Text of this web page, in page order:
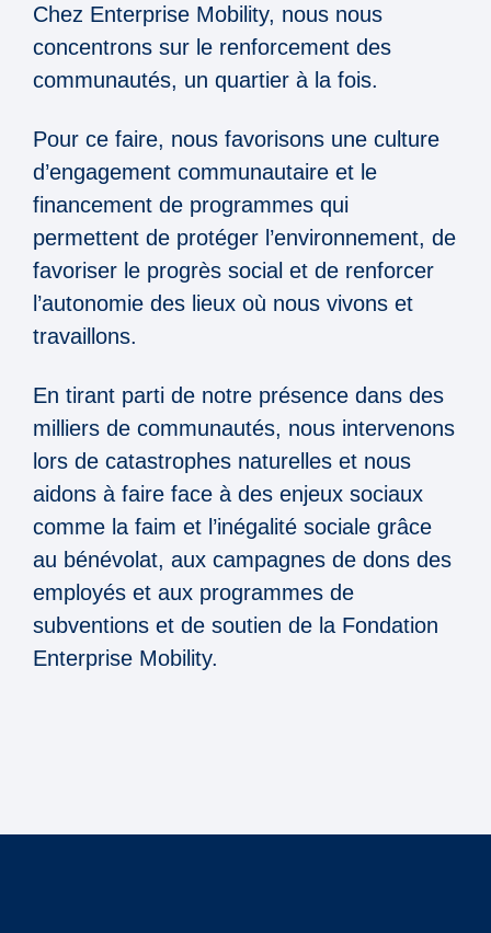
Chez Enterprise Mobility, nous nous
concentrons sur le renforcement des
communautés, un quartier à la fois.
Pour ce faire, nous favorisons une culture
d’engagement communautaire et le
financement de programmes qui
permettent de protéger l’environnement, de
favoriser le progrès social et de renforcer
l’autonomie des lieux où nous vivons et
travaillons.
En tirant parti de notre présence dans des
milliers de communautés, nous intervenons
lors de catastrophes naturelles et nous
aidons à faire face à des enjeux sociaux
comme la faim et l’inégalité sociale grâce
au bénévolat, aux campagnes de dons des
employés et aux programmes de
subventions et de soutien de la Fondation
Enterprise Mobility.